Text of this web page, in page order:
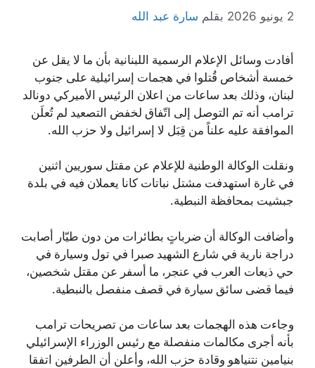
2 يونيو 2026 بقلم سارة عبد الله
أفادت وسائل الإعلام الرسمية اللبنانية بأن ما لا يقل عن
خمسة أشخاص قُتلوا في هجمات إسرائيلية على جنوب
لبنان، وذلك بعد ساعات من اعلان الرئيس الأميركي دونالد
ترامب أنه تم التوصل إلى اتّفاق لخفض التصعيد لم تُعلَن
الموافقة عليه علناً من قِبَل لا إسرائيل ولا حزب الله.
ونقلت الوكالة الوطنية للإعلام عن مقتل سوريين اثنين
في غارة استهدفت مشتل نباتات كانا يعملان فيه في بلدة
جبشيت بمحافظة النبطية.
وأضافت الوكالة أن ضرباتٍ بطائرات من دون طيّار أصابت
دراجة نارية في شارع الشهيد صبرا في تول وسيارة في
حي ذيعات العرب في عنجر، ما أسفر عن مقتل شخصين،
فيما قضى سائق سيارة في قصف منفصل بالنبطية.
وجاءت هذه الهجمات بعد ساعات من تصريحات ترامب
بأنه أجرى مكالمات منفصلة مع رئيس الوزراء الإسرائيلي
بنيامين نتنياهو وقادة حزب الله، وأعلن أن الطرفين اتفقا